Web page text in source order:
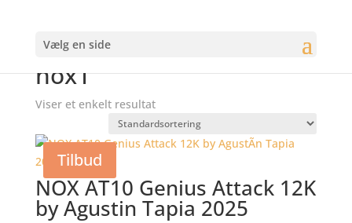
Vælg en side
Forside
nox1
Viser et enkelt resultat
Tilbud
NOX AT10 Genius Attack 12K
by Agusti­n Tapia 2025